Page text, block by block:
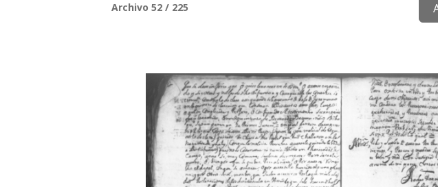
Archivo 52 / 225